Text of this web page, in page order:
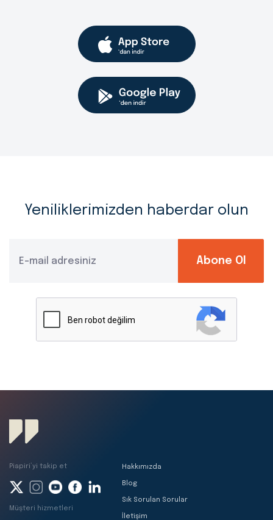
Yeniliklerimizden haberdar olun
Abone Ol
Hakkımızda
Blog
Sık Sorulan Sorular
İletişim
Piapiri’yi takip et
Müşteri hizmetleri